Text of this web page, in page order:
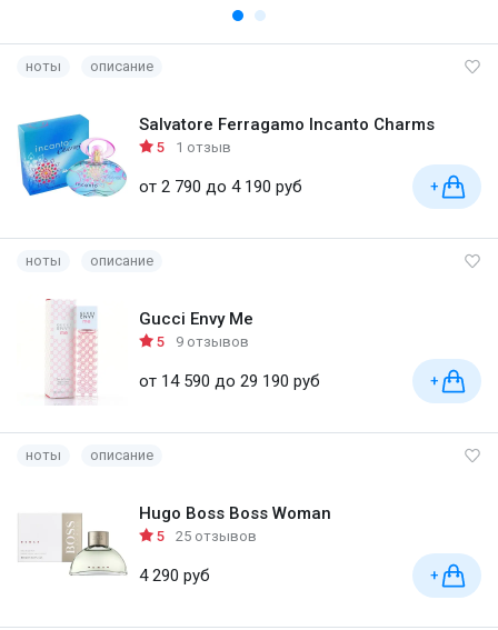
ноты описание
Salvatore Ferragamo Incanto Charms
5 1 отзыв
от 2 790 до 4 190 руб +
ноты описание
Gucci Envy Me
5 9 отзывов
от 14 590 до 29 190 руб +
ноты описание
Hugo Boss Boss Woman
5 25 отзывов
4 290 руб +